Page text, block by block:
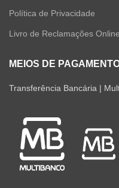
Política de Privacidade
Livro de Reclamações Online
MEIOS DE
Transferência Bancária |